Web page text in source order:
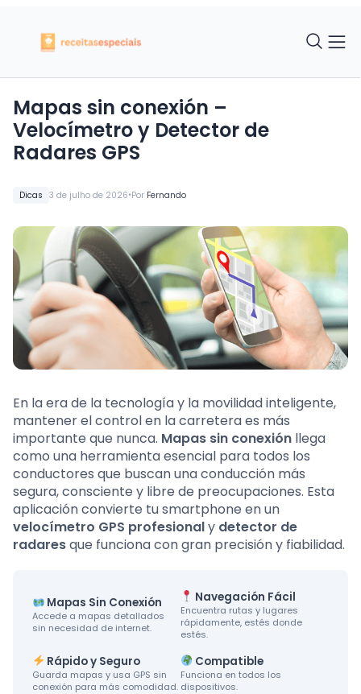
Dicas 3 de julho de 2026•Por Fernando
Mapas sin conexión –
Velocímetro y Detector de
Radares GPS
En la era de la tecnología y la movilidad inteligente,
mantener el control en la carretera es más
importante que nunca. Mapas sin conexión llega
como una herramienta esencial para todos los
conductores que buscan una conducción más
segura, consciente y libre de preocupaciones. Esta
aplicación convierte tu smartphone en un
velocímetro GPS profesionaly detector de
radaresque funciona con gran precisión y fiabilidad.
Mapas Sin Conexión
Accede a mapas detallados
sin necesidad de internet.
Navegación Fácil
Encuentra rutas y lugares
rápidamente, estés donde
estés.
Rápido y Seguro
Guarda mapas y usa GPS sin
conexión para más comodidad.
Compatible
Funciona en todos los
dispositivos.